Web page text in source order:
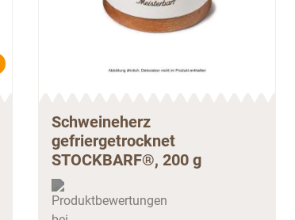
Schweineherz
gefriergetrocknet
STOCKBARF®, 200 g